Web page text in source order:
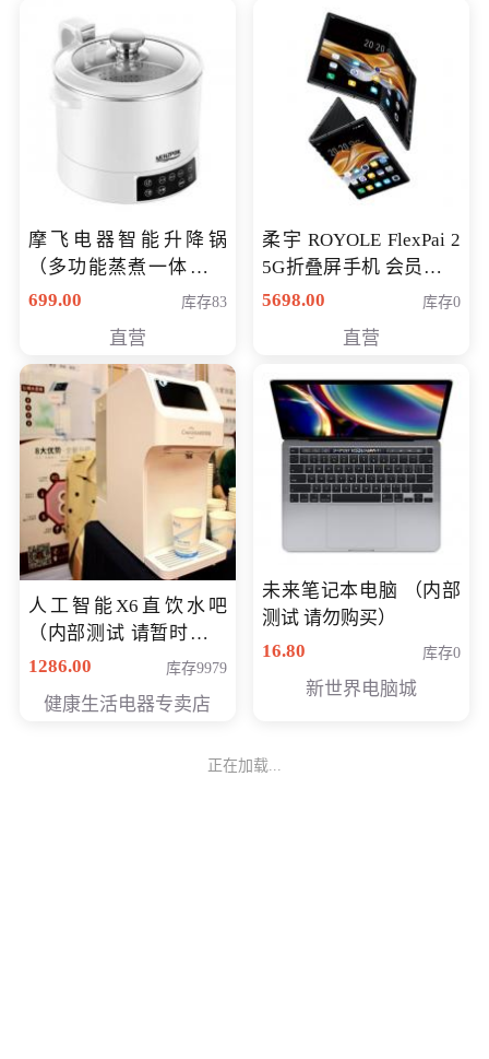
摩飞电器智能升降锅
（多功能蒸煮一体锅）
（智能升降养生锅） 会
699.00 库存83
直营
柔宇 ROYOLE FlexPai 2
5G折叠屏手机 会员专享
购买价格 4998元
5698.00 库存0
直营
人工智能X6直饮水吧
（内部测试 请暂时不要
购买）
1286.00 库存9979
健康生活电器专卖店
未来笔记本电脑 （内部
测试 请勿购买）
16.80
库存0
新世界电脑城
正在加载...